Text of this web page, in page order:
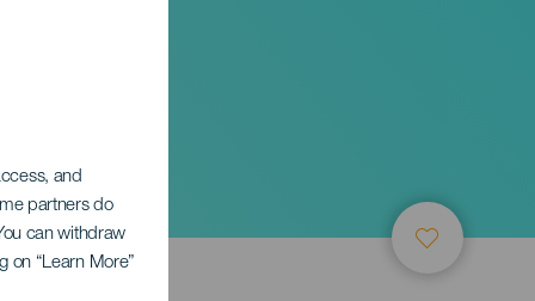
and
partners do
can withdraw
on “Learn More”